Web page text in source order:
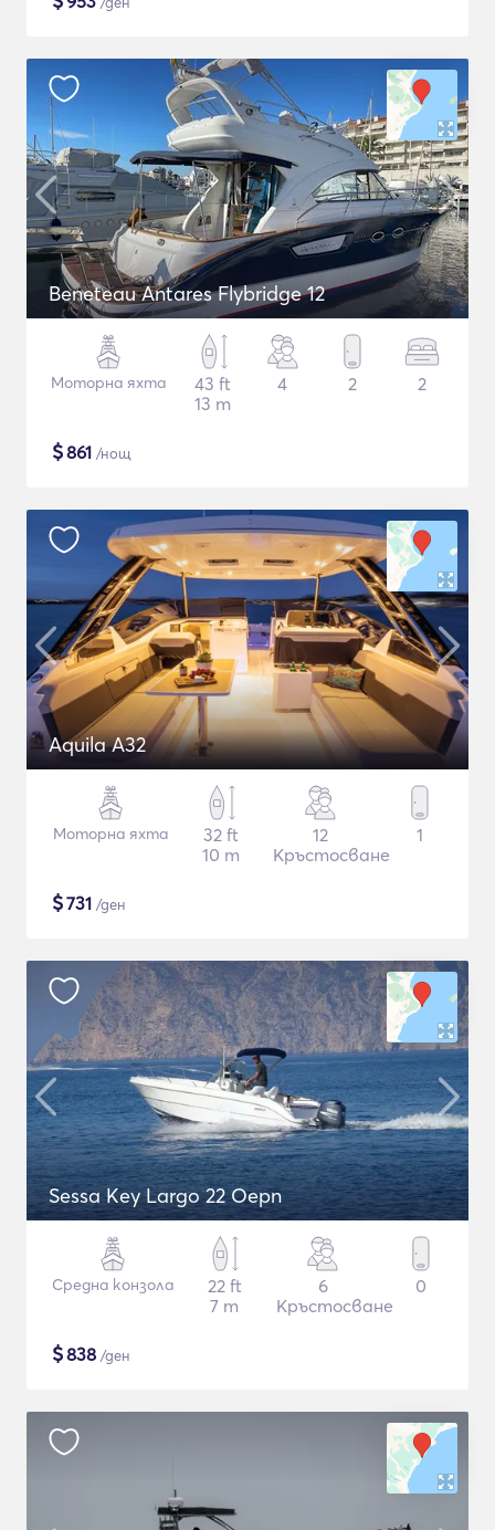
Beneteau Antares Flybridge 12
Моторна яхта
43 ft
13 m
4 2 2
$861 /нощ
Aquila A32
Моторна яхта
32 ft
10 m
12
Кръстосване
1
$731 /ден
Sessa Key Largo 22 Oepn
Средна конзола
22 ft
7 m
6
Кръстосване
0
$838 /ден